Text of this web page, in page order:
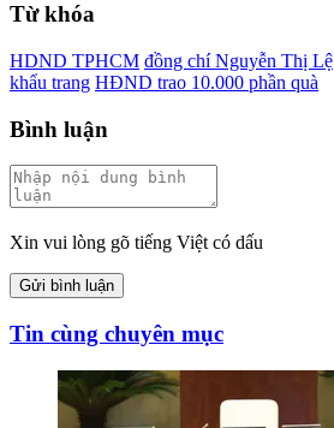
Từ khóa
HDND TPHCM đồng chí Nguyễn Thị Lệ
khẩu trang HĐND trao 10.000 phần quà
Bình luận
Xin vui lòng gõ tiếng Việt có dấu
Gửi bình luận
Tin cùng chuyên mục